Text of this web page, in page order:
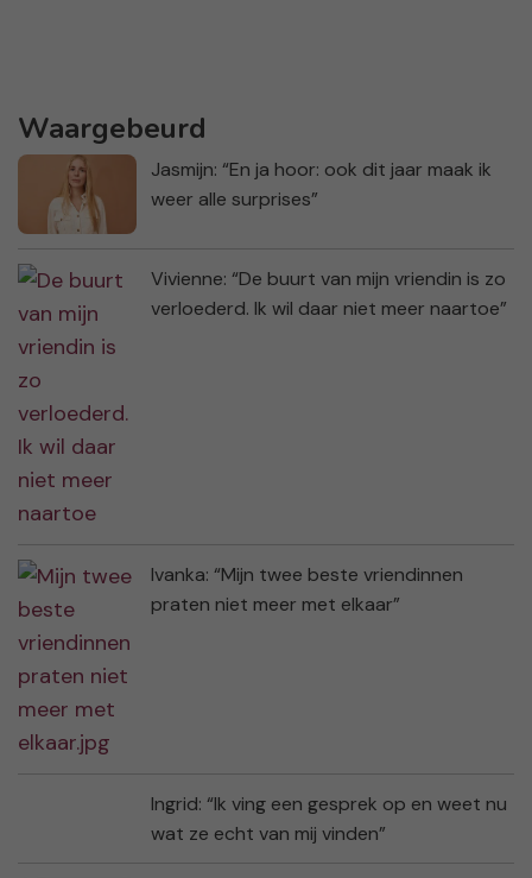
Waargebeurd
Jasmijn: “En ja hoor: ook dit jaar maak ik
weer alle surprises”
Vivienne: “De buurt van mijn vriendin is zo
verloederd. Ik wil daar niet meer naartoe”
Ivanka: “Mijn twee beste vriendinnen
praten niet meer met elkaar”
Ingrid: “Ik ving een gesprek op en weet nu
wat ze echt van mij vinden”